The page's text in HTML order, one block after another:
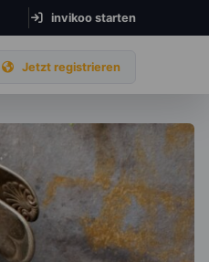
invikoo starten
Jetzt registrieren